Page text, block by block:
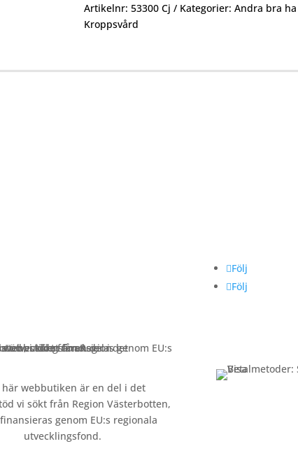
Artikelnr: 53300 Cj Kategorier: Andra bra
Kroppsvård
här webbutiken är en del i det
vi sökt från Region Västerbotten,
genom EU:s regionala
utvecklingsfond.
Följ
Följ